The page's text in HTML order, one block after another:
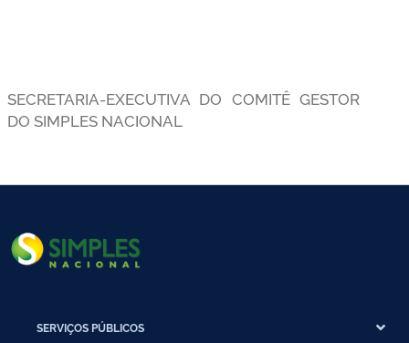
SECRETARIA-EXECUTIVA DO COMITÊ GESTOR
DO SIMPLES NACIONAL
SERVIÇOS PÚBLICOS